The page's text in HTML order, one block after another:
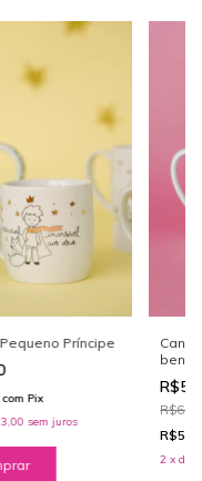
Príncipe
com Pix
sem juros
2 x de